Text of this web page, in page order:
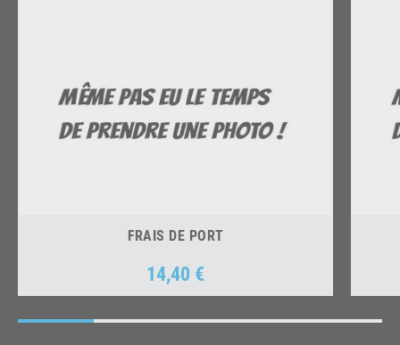
FRAIS DE PORT
Prix
14,40 €